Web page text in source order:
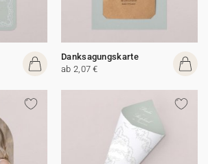
Danksagungskarte
ab 2,07 €